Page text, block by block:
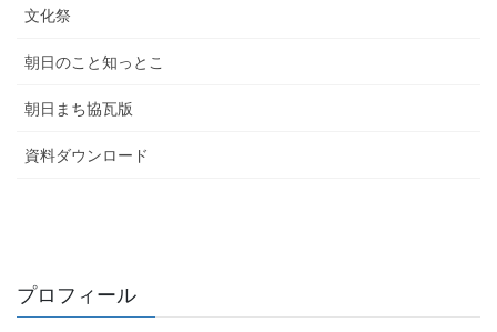
文化祭
朝日のこと知っとこ
朝日まち協瓦版
資料ダウンロード
プロフィール